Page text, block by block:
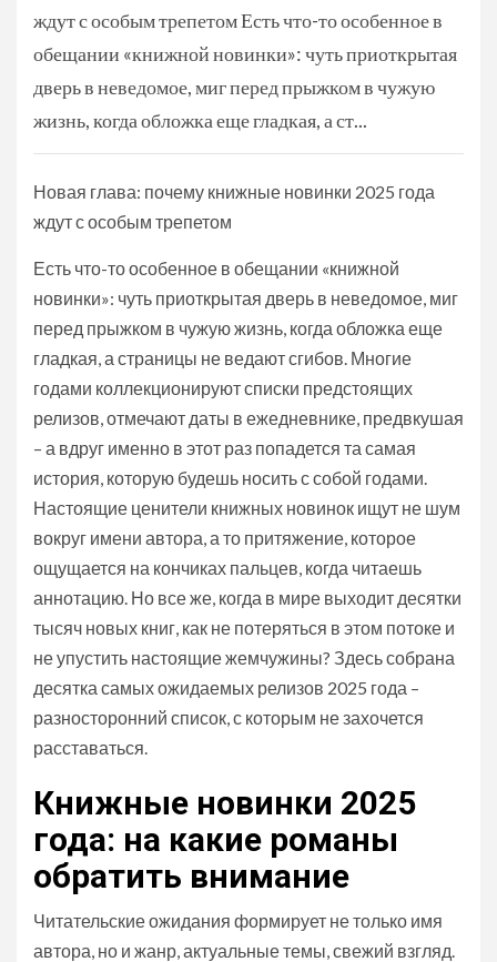
ждут с особым трепетом Есть что-то особенное в
обещании «книжной новинки»: чуть приоткрытая
дверь в неведомое, миг перед прыжком в чужую
жизнь, когда обложка еще гладкая, а ст...
Новая глава: почему книжные новинки 2025 года
ждут с особым трепетом
Есть что-то особенное в обещании «книжной
новинки»: чуть приоткрытая дверь в неведомое, миг
перед прыжком в чужую жизнь, когда обложка еще
гладкая, а страницы не ведают сгибов. Многие
годами коллекционируют списки предстоящих
релизов, отмечают даты в ежедневнике, предвкушая
– а вдруг именно в этот раз попадется та самая
история, которую будешь носить с собой годами.
Настоящие ценители книжных новинок ищут не шум
вокруг имени автора, а то притяжение, которое
ощущается на кончиках пальцев, когда читаешь
аннотацию. Но все же, когда в мире выходит десятки
тысяч новых книг, как не потеряться в этом потоке и
не упустить настоящие жемчужины? Здесь собрана
десятка самых ожидаемых релизов 2025 года –
разносторонний список, с которым не захочется
расставаться.
Книжные новинки 2025
года: на какие романы
обратить внимание
Читательские ожидания формирует не только имя
автора, но и жанр, актуальные темы, свежий взгляд.